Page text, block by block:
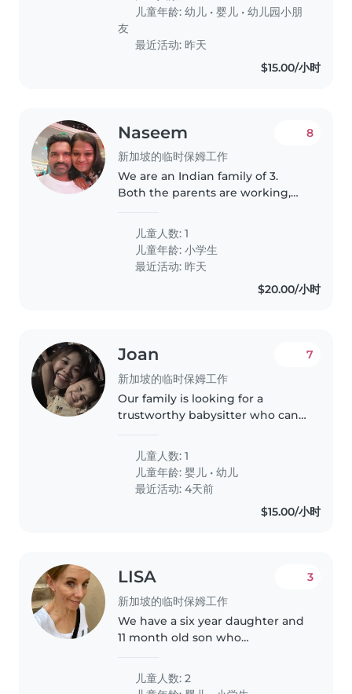
babysitter for my son as i have to
follow my husband..
儿童年龄:幼儿 •婴儿 •幼儿园小朋
友
最近活动: 昨天
$15.00/小时
Naseem
新加坡的临时保姆工作
8
We are an Indian family of 3.
Both the parents are working,
son from HDB basement and
take to home, helping with
homework would be a plus. Time
would..
儿童人数: 1
儿童年龄:小学生
最近活动: 昨天
$20.00/小时
Joan
新加坡的临时保姆工作
7
Our family is looking for a
trustworthy babysitter who can
daughter .We need a babysitter
who is comfortable with taking
baby. Feeding, playing, bathing,..
儿童人数: 1
儿童年龄:婴儿 •幼儿
最近活动: 4天前
$15.00/小时
LISA
新加坡的临时保姆工作
3
We have a six year daughter and
11 month old son who
Both children are used to having
babysitters and our daughter
儿童人数: 2